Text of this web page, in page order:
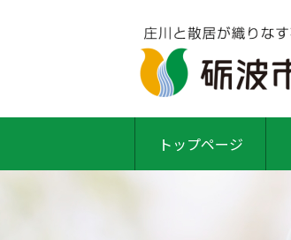
トップページ